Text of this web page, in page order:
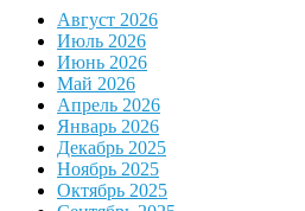
Август 2026
Июль 2026
Июнь 2026
Май 2026
Апрель 2026
Январь 2026
Декабрь 2025
Ноябрь 2025
Октябрь 2025